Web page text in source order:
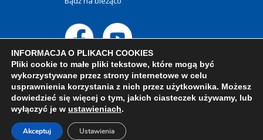
INFORMACJA O PLIKACH COOKIES
Pliki cookie to małe pliki tekstowe, które mogą być
wykorzystywane przez strony internetowe w celu
usprawnienia korzystania z nich przez użytkownika. Możesz
dowiedzieć się więcej o tym, jakich ciasteczek używamy, lub
wyłączyć je w ustawieniach.
Akceptuj Ustawienia